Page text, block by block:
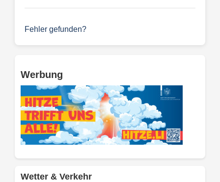
Fehler gefunden?
Werbung
Wetter & Verkehr